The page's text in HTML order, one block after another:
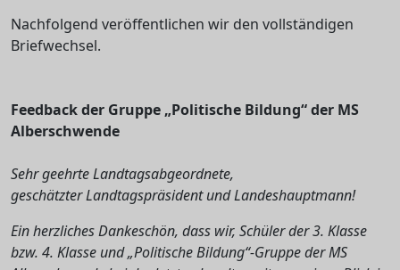
Nachfolgend veröffentlichen wir den vollständigen
Briefwechsel.
Feedback der Gruppe „Politische Bildung“ der MS
Alberschwende
Sehr geehrte Landtagsabgeordnete,
geschätzter Landtagspräsident und Landeshauptmann!
Ein herzliches Dankeschön, dass wir, Schüler der 3. Klasse
bzw. 4. Klasse und „Politische Bildung“-Gruppe der MS